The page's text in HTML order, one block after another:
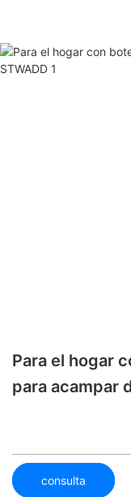
Para el hogar
para acampar
consulta